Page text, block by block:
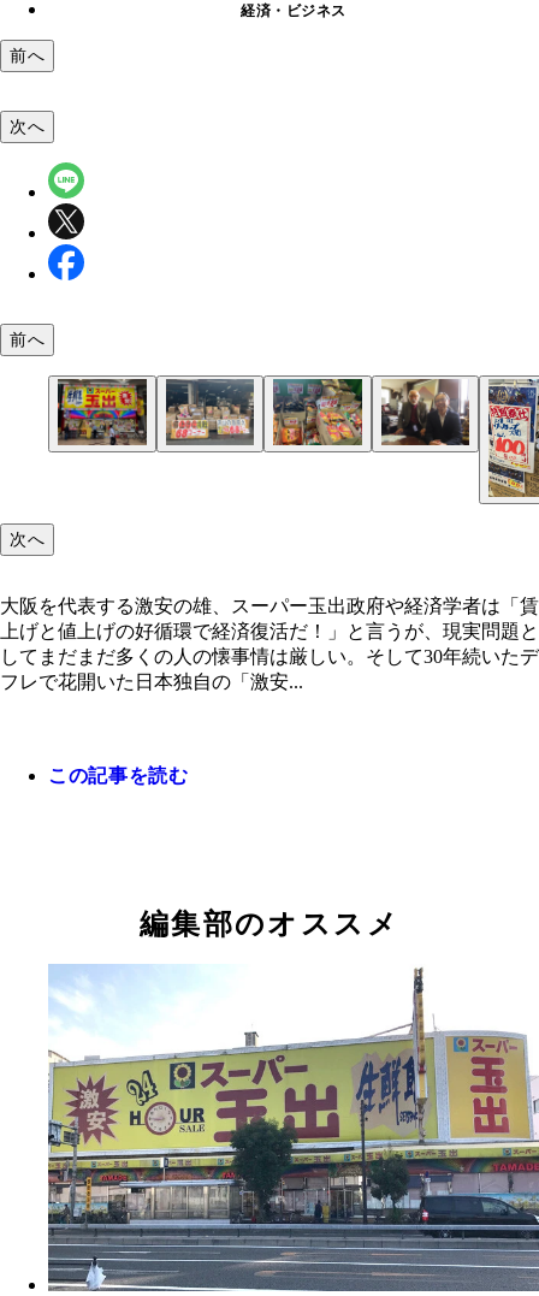
経済・ビジネス
前へ
次へ
前へ
次へ
大阪を代表する激安の雄、スーパー玉出政府や経済学者は「賃
上げと値上げの好循環で経済復活だ！」と言うが、現実問題と
してまだまだ多くの人の懐事情は厳しい。そして30年続いたデ
フレで花開いた日本独自の「激安...
この記事を読む
編集部のオススメ